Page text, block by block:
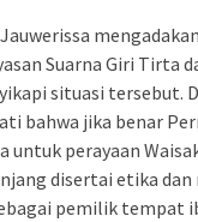
Suarna Giri Tirta
situasi tersebut.
bahwa jika benar
untuk perayaan
disertai etika
pemilik tempat